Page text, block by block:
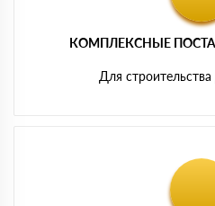
КОМПЛЕКСНЫЕ
Для